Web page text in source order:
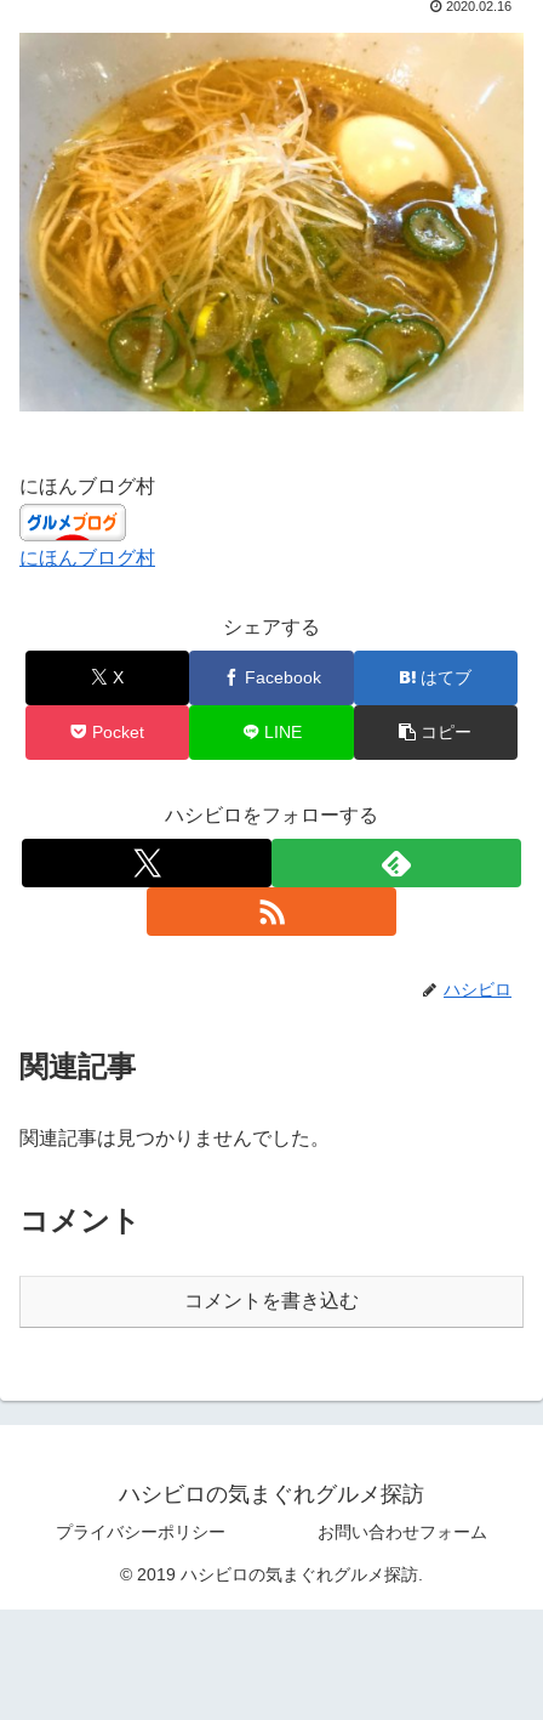
2020.02.16
にほんブログ村
にほんブログ村
シェアする
X Facebook はてブ
Pocket LINE コピー
ハシビロをフォローする
ハシビロ
関連記事
関連記事は見つかりませんでした。
コメント
コメントを書き込む
ハシビロの気まぐれグルメ探訪
プライバシーポリシー お問い合わせフォーム
© 2019 ハシビロの気まぐれグルメ探訪.